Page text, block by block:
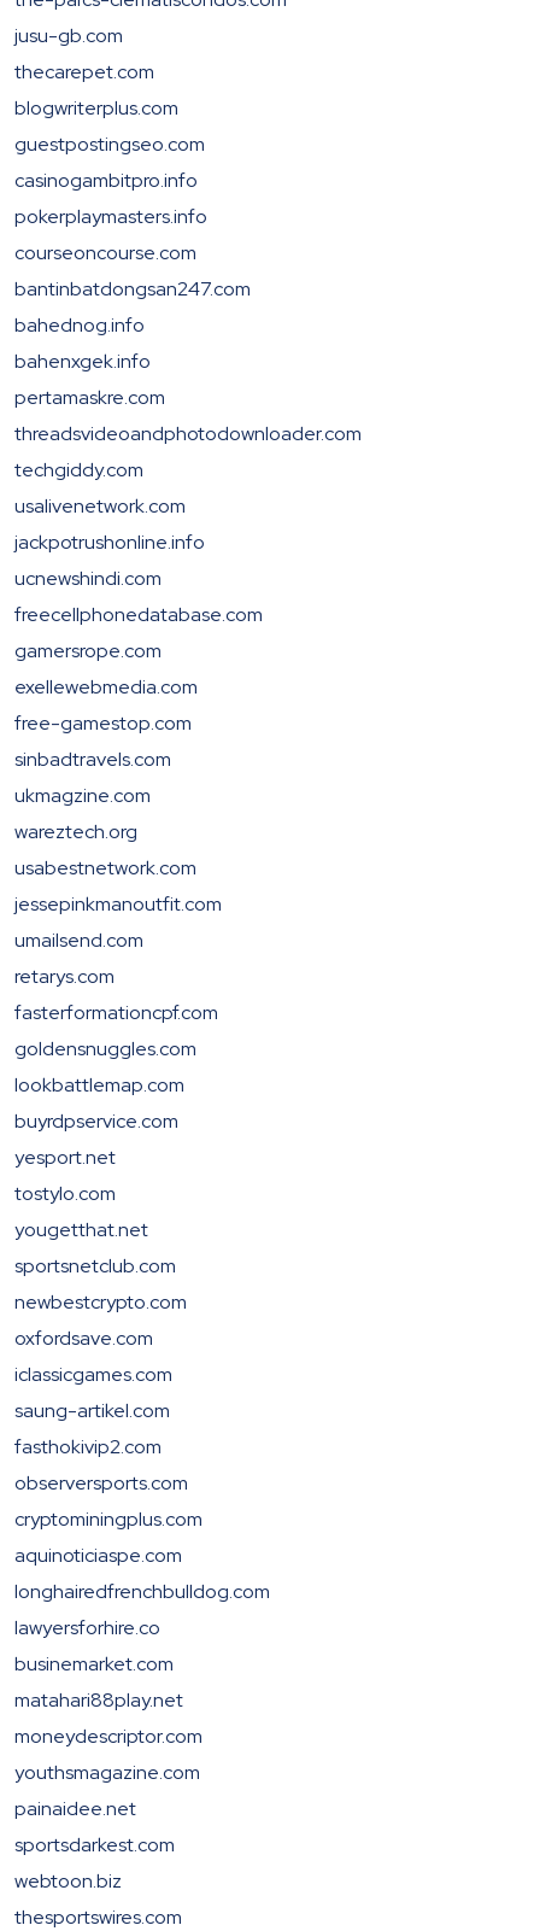
jusu-gb.com
thecarepet.com
blogwriterplus.com
guestpostingseo.com
casinogambitpro.info
pokerplaymasters.info
courseoncourse.com
bantinbatdongsan247.com
bahednog.info
bahenxgek.info
pertamaskre.com
threadsvideoandphotodownloader.com
techgiddy.com
usalivenetwork.com
jackpotrushonline.info
ucnewshindi.com
freecellphonedatabase.com
gamersrope.com
exellewebmedia.com
free-gamestop.com
sinbadtravels.com
ukmagzine.com
wareztech.org
usabestnetwork.com
jessepinkmanoutfit.com
umailsend.com
retarys.com
fasterformationcpf.com
goldensnuggles.com
lookbattlemap.com
buyrdpservice.com
yesport.net
tostylo.com
yougetthat.net
sportsnetclub.com
newbestcrypto.com
oxfordsave.com
iclassicgames.com
saung-artikel.com
fasthokivip2.com
observersports.com
cryptominingplus.com
aquinoticiaspe.com
longhairedfrenchbulldog.com
lawyersforhire.co
businemarket.com
matahari88play.net
moneydescriptor.com
youthsmagazine.com
painaidee.net
sportsdarkest.com
webtoon.biz
thesportswires.com